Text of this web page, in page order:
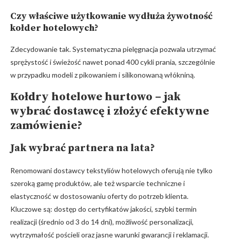
Czy właściwe użytkowanie wydłuża żywotność
kołder hotelowych?
Zdecydowanie tak. Systematyczna pielęgnacja pozwala utrzymać
sprężystość i świeżość nawet ponad 400 cykli prania, szczególnie
w przypadku modeli z pikowaniem i silikonowaną włókniną.
Kołdry hotelowe hurtowo – jak
wybrać dostawcę i złożyć efektywne
zamówienie?
Jak wybrać partnera na lata?
Renomowani dostawcy tekstyliów hotelowych oferują nie tylko
szeroką gamę produktów, ale też wsparcie techniczne i
elastyczność w dostosowaniu oferty do potrzeb klienta.
Kluczowe są: dostęp do certyfikatów jakości, szybki termin
realizacji (średnio od 3 do 14 dni), możliwość personalizacji,
wytrzymałość pościeli oraz jasne warunki gwarancji i reklamacji.